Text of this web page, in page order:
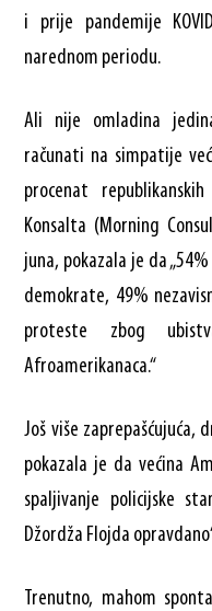
i prije pandemije
narednom periodu.
Ali nije omladina
računati na simpatije
procenat
Konsalta (Morning
juna, pokazala je da
demokrate, 49%
proteste zbog
Afroamerikanaca.“
Još više zaprepašćujuća,
pokazala je da većina
spaljivanje policijske
Džordža Flojda
Trenutno, mahom